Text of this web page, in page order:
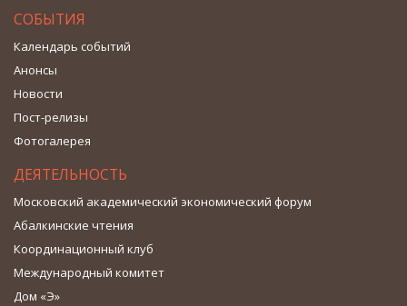
СОБЫТИЯ
Календарь событий
Анонсы
Новости
Пост-релизы
Фотогалерея
ДЕЯТЕЛЬНОСТЬ
Московский академический экономический форум
Абалкинские чтения
Координационный клуб
Международный комитет
Дом «Э»